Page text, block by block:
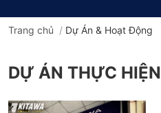
Trang chủ / Dự Án & Hoạt Động
DỰ ÁN THỰC HIỆN